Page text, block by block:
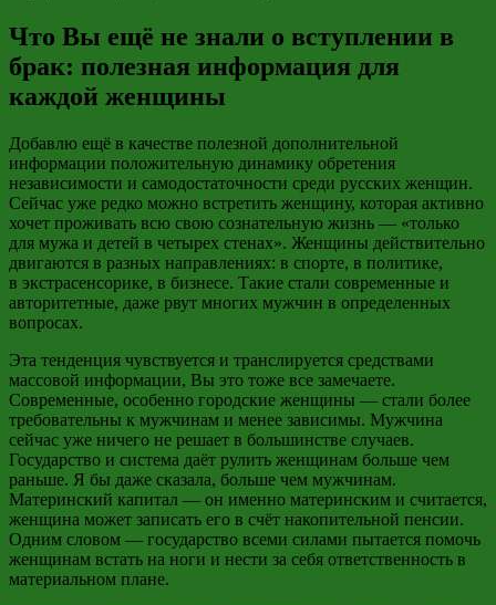
Что Вы ещё не знали о вступлении в
брак: полезная информация для
каждой женщины
Добавлю ещё в качестве полезной дополнительной
информации положительную динамику обретения
независимости и самодостаточности среди русских женщин.
Сейчас уже редко можно встретить женщину, которая активно
хочет проживать всю свою сознательную жизнь — «только
для мужа и детей в четырех стенах». Женщины действительно
двигаются в разных направлениях: в спорте, в политике,
в экстрасенсорике, в бизнесе. Такие стали современные и
авторитетные, даже рвут многих мужчин в определенных
вопросах.
Эта тенденция чувствуется и транслируется средствами
массовой информации, Вы это тоже все замечаете.
Современные, особенно городские женщины — стали более
требовательны к мужчинам и менее зависимы. Мужчина
сейчас уже ничего не решает в большинстве случаев.
Государство и система даёт рулить женщинам больше чем
раньше. Я бы даже сказала, больше чем мужчинам.
Материнский капитал — он именно материнским и считается,
женщина может записать его в счёт накопительной пенсии.
Одним словом — государство всеми силами пытается помочь
женщинам встать на ноги и нести за себя ответственность в
материальном плане.